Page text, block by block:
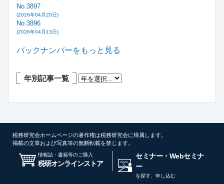
No.3897
(2026年04月20日)
No.3896
(2026年04月13日)
バックナンバーをもっと見る
年別記事一覧
税務研究会ホームページの著作権は税務研究会に帰属します。
掲載の文章および写真等の無断転載を禁じます。
情報誌・書籍等のご購入
税研オンラインストア
セミナー・Webセミナ
ー
を探す、申し込む